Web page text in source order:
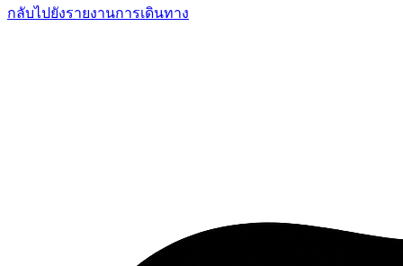
กลับไปยังรายงานการเดินทาง